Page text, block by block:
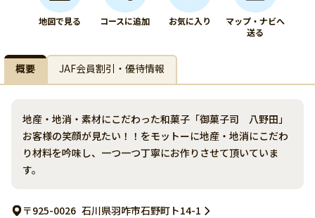
地図で見る コースに追加 お気に入り
マップ・ナビへ
送る
概要 JAF会員割引・優待情報
地産・地消・素材にこだわった和菓子「御菓子司 八野田」
お客様の笑顔が見たい！！をモットーに地産・地消にこだわ
り材料を吟味し、一つ一つ丁寧にお作りさせて頂いていま
す。
〒925-0026 石川県羽咋市石野町ト14-1